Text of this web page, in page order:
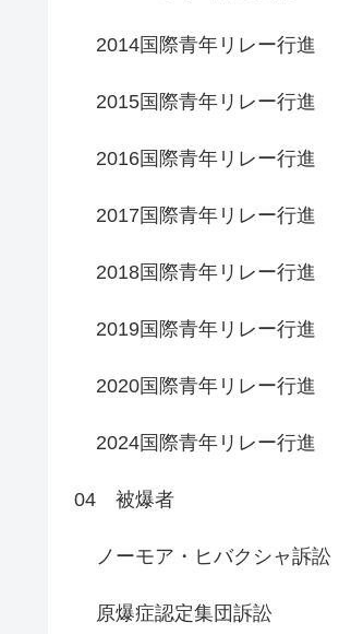
2014国際青年リレー行進
2015国際青年リレー行進
2016国際青年リレー行進
2017国際青年リレー行進
2018国際青年リレー行進
2019国際青年リレー行進
2020国際青年リレー行進
2024国際青年リレー行進
04 被爆者
ノーモア・ヒバクシャ訴訟
原爆症認定集団訴訟